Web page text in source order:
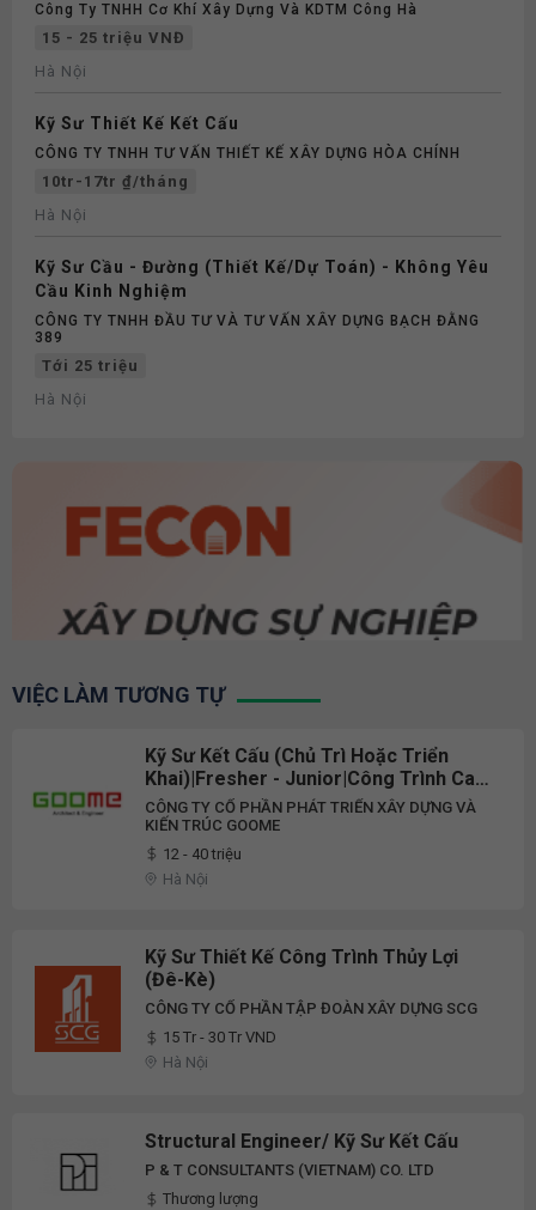
Công Ty TNHH Cơ Khí Xây Dựng Và KDTM Công Hà
15 - 25 triệu VNĐ
Hà Nội
Kỹ Sư Thiết Kế Kết Cấu
CÔNG TY TNHH TƯ VẤN THIẾT KẾ XÂY DỰNG HÒA CHÍNH
10tr-17tr ₫/tháng
Hà Nội
Kỹ Sư Cầu - Đường (Thiết Kế/Dự Toán) - Không Yêu
Cầu Kinh Nghiệm
CÔNG TY TNHH ĐẦU TƯ VÀ TƯ VẤN XÂY DỰNG BẠCH ĐẰNG
389
Tới 25 triệu
Hà Nội
VIỆC LÀM TƯƠNG TỰ
Kỹ Sư Kết Cấu (Chủ Trì Hoặc Triển
Khai)|Fresher - Junior|Công Trình Cao
Tầng, Bệnh Viện, Khu Đô Thị Thấp
Tầng
CÔNG TY CỔ PHẦN PHÁT TRIỂN XÂY DỰNG VÀ
KIẾN TRÚC GOOME
12 - 40 triệu
Hà Nội
Kỹ Sư Thiết Kế Công Trình Thủy Lợi
(Đê-Kè)
CÔNG TY CỔ PHẦN TẬP ĐOÀN XÂY DỰNG SCG
15 Tr - 30 Tr VND
Hà Nội
Structural Engineer/ Kỹ Sư Kết Cấu
P & T CONSULTANTS (VIETNAM) CO. LTD
Thương lượng